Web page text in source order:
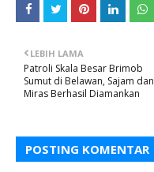
LEBIH LAMA
Patroli Skala Besar Brimob
Sumut di Belawan, Sajam dan
Miras Berhasil Diamankan
POSTING KOMENTAR